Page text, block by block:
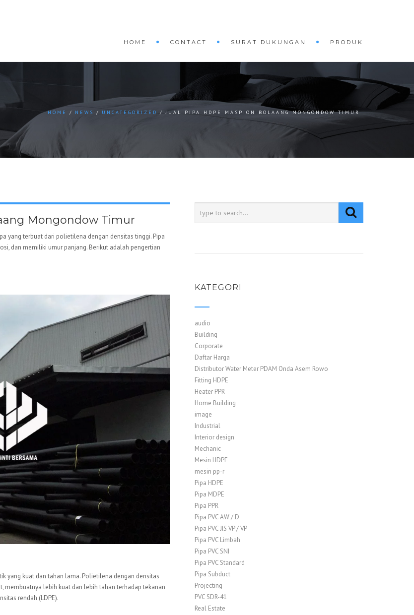
HOME CONTACT SURAT DUKUNGAN PRODUK
HOME NEWS UNCATEGORIZED JUAL PIPA HDPE MASPION BOLAANG MONGONDOW TIMUR
Mongondow Timur
yang terbuat dari polietilena dengan densitas tinggi. Pipa
dan memiliki umur panjang. Berikut adalah pengertian
yang kuat dan tahan lama. Polietilena dengan densitas
membuatnya lebih kuat dan lebih tahan terhadap tekanan
rendah (LDPE).
KATEGORI
audio
Building
Corporate
Daftar Harga
Distributor Water Meter PDAM Onda Asem Rowo
Fitting HDPE
Heater PPR
Home Building
image
Industrial
Interior design
Mechanic
Mesin HDPE
mesin pp-r
Pipa HDPE
Pipa MDPE
Pipa PPR
Pipa PVC AW / D
Pipa PVC JIS VP / VP
Pipa PVC Limbah
Pipa PVC SNI
Pipa PVC Standard
Pipa Subduct
Projecting
PVC SDR-41
Real Estate